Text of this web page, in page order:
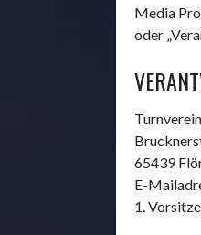
Media
oder
65439
E-
1.